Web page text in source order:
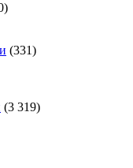
(331)
(3 319)